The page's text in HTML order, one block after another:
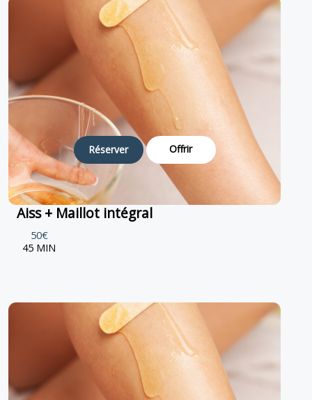
Réserver Offrir
Aiss + Maillot intégral
50€
45 MIN